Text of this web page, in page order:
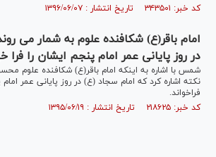
کد خبر: ۳۴۳۵۰۱ تاریخ انتشار : ۱۳۹۶/۰۶/۰۷
امام باقر(ع) شکافنده علوم به شمار می
در روز پایانی عمر امام پنجم ایشان را فرا
شمس با اشاره به اینکه امام باقر(ع) شکافنده علوم
نکته اشاره کرد که امام سجاد (ع) در روز پایانی عمر
فراخواند.
کد خبر: ۲۱۸۶۲۵ تاریخ انتشار : ۱۳۹۵/۰۶/۱۹